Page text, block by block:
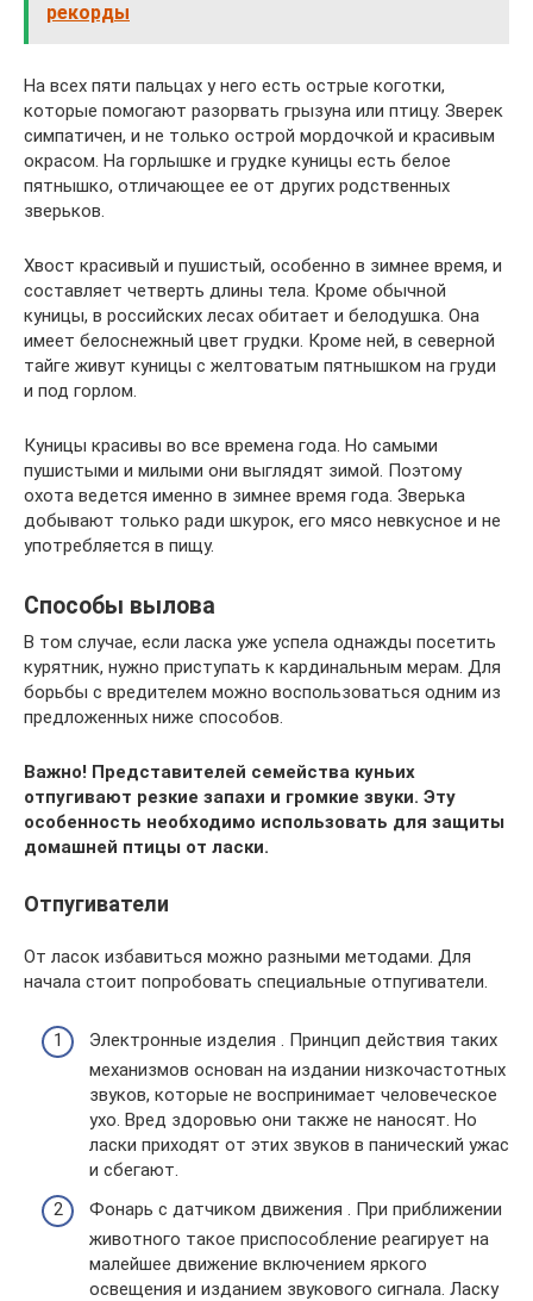
рекорды
На всех пяти пальцах у него есть острые коготки,
которые помогают разорвать грызуна или птицу. Зверек
симпатичен, и не только острой мордочкой и красивым
окрасом. На горлышке и грудке куницы есть белое
пятнышко, отличающее ее от других родственных
зверьков.
Хвост красивый и пушистый, особенно в зимнее время, и
составляет четверть длины тела. Кроме обычной
куницы, в российских лесах обитает и белодушка. Она
имеет белоснежный цвет грудки. Кроме ней, в северной
тайге живут куницы с желтоватым пятнышком на груди
и под горлом.
Куницы красивы во все времена года. Но самыми
пушистыми и милыми они выглядят зимой. Поэтому
охота ведется именно в зимнее время года. Зверька
добывают только ради шкурок, его мясо невкусное и не
употребляется в пищу.
Способы вылова
В том случае, если ласка уже успела однажды посетить
курятник, нужно приступать к кардинальным мерам. Для
борьбы с вредителем можно воспользоваться одним из
предложенных ниже способов.
Важно! Представителей семейства куньих
отпугивают резкие запахи и громкие звуки. Эту
особенность необходимо использовать для защиты
домашней птицы от ласки.
Отпугиватели
От ласок избавиться можно разными методами. Для
начала стоит попробовать специальные отпугиватели.
Электронные изделия . Принцип действия таких
механизмов основан на издании низкочастотных
звуков, которые не воспринимает человеческое
ухо. Вред здоровью они также не наносят. Но
ласки приходят от этих звуков в панический ужас
и сбегают.
Фонарь с датчиком движения . При приближении
животного такое приспособление реагирует на
малейшее движение включением яркого
освещения и изданием звукового сигнала. Ласку